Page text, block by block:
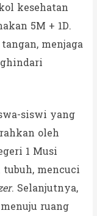
kesehatan
5M + 1D.
menjaga
siswi yang
oleh
1 Musi
mencuci
. Selanjutnya,
ruang